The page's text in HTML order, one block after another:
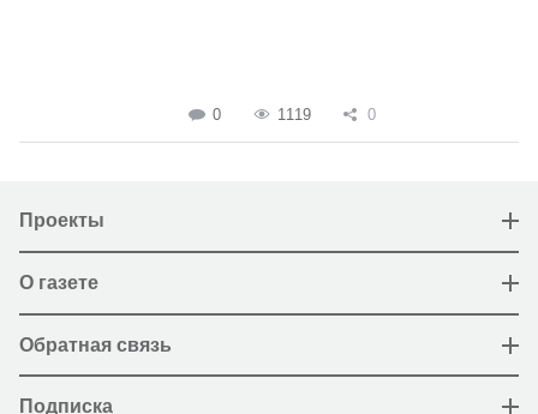
0 1119 0
Проекты
О газете
Обратная связь
Подписка